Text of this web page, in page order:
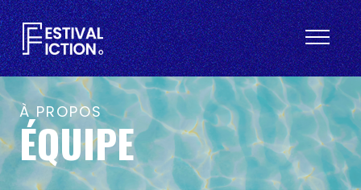
À PROPOS
ÉQUIPE